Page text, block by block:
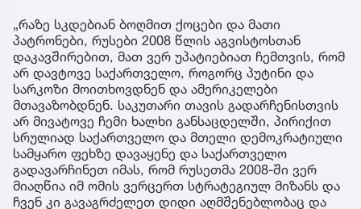
„რაზე სკდებიან ბოღმით ქოცები და მათი
პატრონები, რუსები 2008 წლის აგვისტოსთან
დაკავშირებით, მათ ვერ უპატიებიათ ჩემთვის, რომ
არ დავტოვე საქართველო, როგორც პუტინი და
სარკოზი მოითხოვდნენ და ამერიკელები
მთავაზობდნენ. საკუთარი თავის გადარჩენისთვის
არ მივატოვე ჩემი ხალხი განსაცდელში, პირიქით
სრულიად საქართველო და მთელი დემოკრატიული
სამყარო ფეხზე დავაყენე და საქართველო
გადავარჩინეთ იმას, რომ რუსეთმა 2008-ში ვერ
მიაღწია იმ ომის ვერცერთ სტრატეგიულ მიზანს და
ჩვენ კი გავაგრძელეთ დიდი აღმშენებლობაც და